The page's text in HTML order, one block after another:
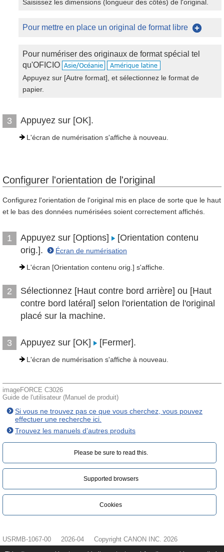
Saisissez les dimensions (longueur des côtés) de l'original.
Pour mettre en place un original de format libre
Pour numériser des originaux de format spécial tel
qu'OFICIO
Appuyez sur [Autre format], et sélectionnez le format de
papier.
3 Appuyez sur [OK].
L'écran de numérisation s'affiche à nouveau.
Configurer l'orientation de l'original
Configurez l'orientation de l'original mis en place de sorte que le haut
et le bas des données numérisées soient correctement affichés.
1 Appuyez sur [Options]
[Orientation contenu
orig.].
Écran de numérisation
L'écran [Orientation contenu orig.] s'affiche.
2
Sélectionnez [Haut contre bord arrière] ou [Haut
contre bord latéral] selon l'orientation de l'original
placé sur la machine.
3 Appuyez sur [OK] [Fermer].
L'écran de numérisation s'affiche à nouveau.
imageFORCE C3026
Guide de l'utilisateur (Manuel de produit)
Si vous ne trouvez pas ce que vous cherchez, vous pouvez
effectuer une recherche ici.
Trouvez les manuels d’autres produits
Please be sure to read this.‎
Supported browsers
Cookies
USRMB-1067-00 2026-04 Copyright CANON INC. 2026